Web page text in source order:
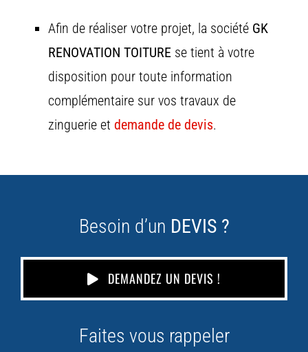
Afin de réaliser votre projet, la société GK
RENOVATION TOITURE se tient à votre
disposition pour toute information
complémentaire sur vos travaux de
zinguerie et demande de devis.
Besoin d’un DEVIS ?
DEMANDEZ UN DEVIS !
Faites vous rappeler